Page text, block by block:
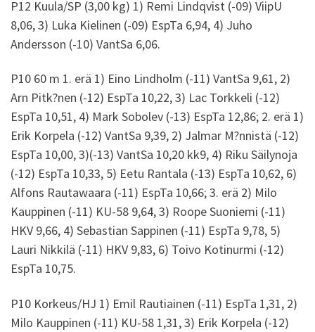
P12 Kuula/SP (3,00 kg) 1) Remi Lindqvist (-09) ViipU
8,06, 3) Luka Kielinen (-09) EspTa 6,94, 4) Juho
Andersson (-10) VantSa 6,06.
P10 60 m 1. erä 1) Eino Lindholm (-11) VantSa 9,61, 2)
Arn Pitk?nen (-12) EspTa 10,22, 3) Lac Torkkeli (-12)
EspTa 10,51, 4) Mark Sobolev (-13) EspTa 12,86; 2. erä 1)
Erik Korpela (-12) VantSa 9,39, 2) Jalmar M?nnistä (-12)
EspTa 10,00, 3)(-13) VantSa 10,20 kk9, 4) Riku Säilynoja
(-12) EspTa 10,33, 5) Eetu Rantala (-13) EspTa 10,62, 6)
Alfons Rautawaara (-11) EspTa 10,66; 3. erä 2) Milo
Kauppinen (-11) KU-58 9,64, 3) Roope Suoniemi (-11)
HKV 9,66, 4) Sebastian Sappinen (-11) EspTa 9,78, 5)
Lauri Nikkilä (-11) HKV 9,83, 6) Toivo Kotinurmi (-12)
EspTa 10,75.
P10 Korkeus/HJ 1) Emil Rautiainen (-11) EspTa 1,31, 2)
Milo Kauppinen (-11) KU-58 1,31, 3) Erik Korpela (-12)